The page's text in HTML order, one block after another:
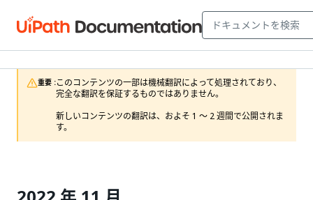
重要 :このコンテンツの一部は機械翻訳によって処理されており、
完全な翻訳を保証するものではありません。
新しいコンテンツの翻訳は、およそ 1 ～ 2 週間で公開されま
す。